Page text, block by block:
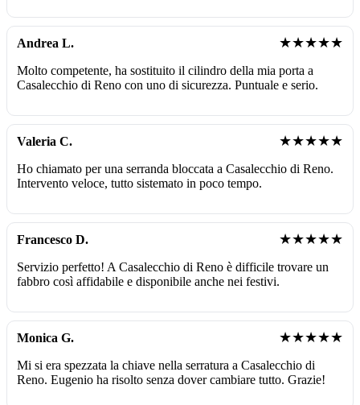
Andrea L. ★★★★★
Molto competente, ha sostituito il cilindro della mia porta a
Casalecchio di Reno con uno di sicurezza. Puntuale e serio.
Valeria C. ★★★★★
Ho chiamato per una serranda bloccata a Casalecchio di Reno.
Intervento veloce, tutto sistemato in poco tempo.
Francesco D. ★★★★★
Servizio perfetto! A Casalecchio di Reno è difficile trovare un
fabbro così affidabile e disponibile anche nei festivi.
Monica G. ★★★★★
Mi si era spezzata la chiave nella serratura a Casalecchio di
Reno. Eugenio ha risolto senza dover cambiare tutto. Grazie!